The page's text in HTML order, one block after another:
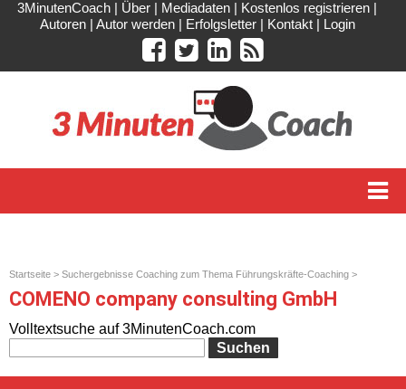
3MinutenCoach | Über | Mediadaten | Kostenlos registrieren |
Autoren| Autor werden| Erfolgsletter| Kontakt| Login
Startseite > Suchergebnisse Coaching zum Thema Führungskräfte-Coaching >
COMENO company consulting GmbH
Volltextsuche auf 3MinutenCoach.com